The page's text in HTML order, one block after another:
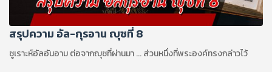
สรุปความ อัล-กุรอาน ญุซที่ 8
ซูเราะห์อัลอันอาม ต่อจากญุซที่ผ่านมา ... ส่วนหนึ่งที่พระองค์ทรงกล่าวไว้